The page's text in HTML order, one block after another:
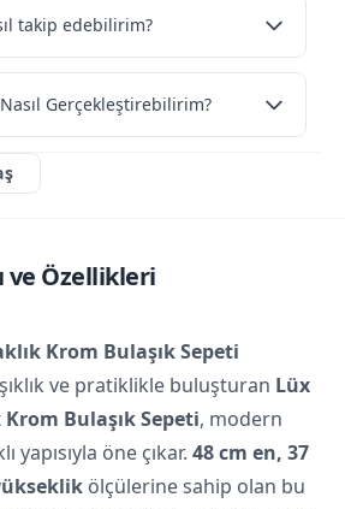
takip edebilirim?
Gerçekleştirebilirim?
ve Özellikleri
Krom Bulaşık Sepeti
ve pratiklikle buluşturan Lüx
Bulaşık Sepeti, modern
yapısıyla öne çıkar. 48 cm en, 37
ölçülerine sahip olan bu